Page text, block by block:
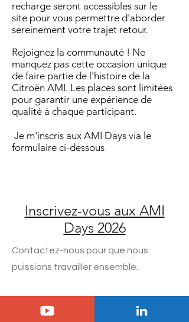
recharge seront accessibles sur le
site pour vous permettre d'aborder
sereinement votre trajet retour.
Rejoignez la communauté ! Ne
manquez pas cette occasion unique
de faire partie de l'histoire de la
Citroën AMI. Les places sont limitées
pour garantir une expérience de
qualité à chaque participant.
Je m'inscris aux AMI Days via le
formulaire ci-dessous
Inscrivez-vous aux AMI
Days 2026
Contactez-nous pour que nous
puissions travailler ensemble.